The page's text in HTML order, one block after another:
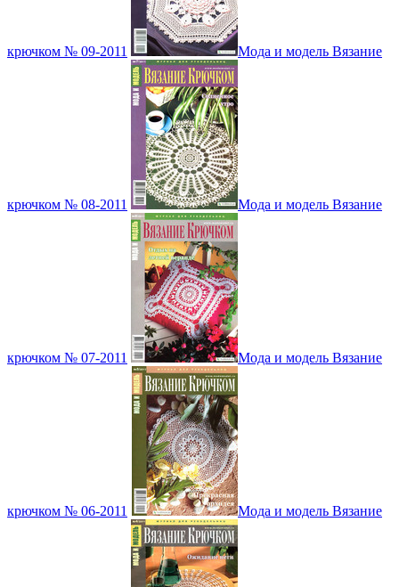
крючком № 09-2011 Мода и модель Вязание
крючком № 08-2011 Мода и модель Вязание
крючком № 07-2011 Мода и модель Вязание
крючком № 06-2011 Мода и модель Вязание